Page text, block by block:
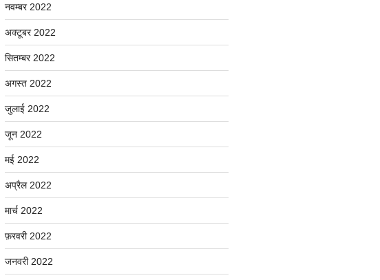
नवम्बर 2022
अक्टूबर 2022
सितम्बर 2022
अगस्त 2022
जुलाई 2022
जून 2022
मई 2022
अप्रैल 2022
मार्च 2022
फ़रवरी 2022
जनवरी 2022